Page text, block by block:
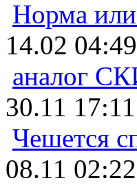
Норма
14.02 04:49
аналог
30.11 17:11
Чешется
08.11 02:22